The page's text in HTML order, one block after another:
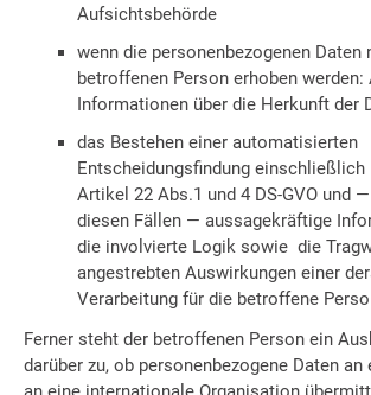
Aufsichtsbehörde
wenn die personenbezogenen Daten
betroffenen Person erhoben werden:
Informationen über die Herkunft der
das Bestehen einer automatisierten
Entscheidungsfindung
Artikel 22 Abs.1 und 4 DS-GVO und
diesen Fällen — aussagekräftige
die involvierte Logik sowie die
angestrebten Auswirkungen einer
Verarbeitung für die betroffene
Ferner steht der betroffenen Person ein
darüber zu, ob personenbezogene Daten